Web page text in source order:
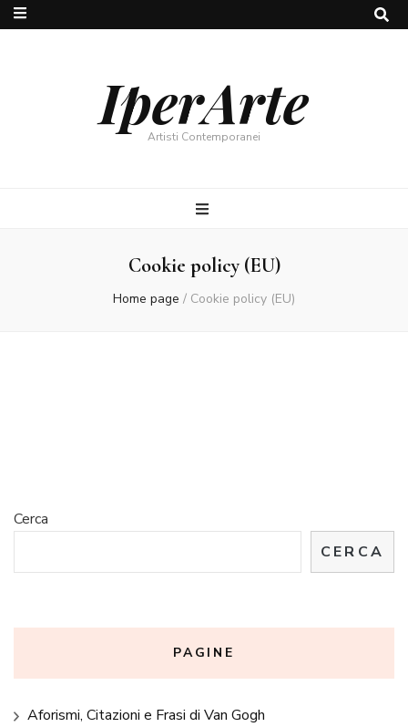
IperArte
Artisti Contemporanei
Cookie policy (EU)
Home page / Cookie policy (EU)
Cerca
CERCA
PAGINE
Aforismi, Citazioni e Frasi di Van Gogh